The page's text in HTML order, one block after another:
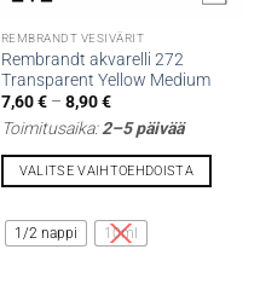
REMBRANDT VESIVÄRIT
Rembrandt akvarelli 272
Transparent Yellow Medium
7,60€ – 8,90€Hintaluokka:
-
Toimitusaika:2–5 päivää
VALITSE VAIHTOEHDOISTA
tuotteella
on
1/2 nappi 10ml